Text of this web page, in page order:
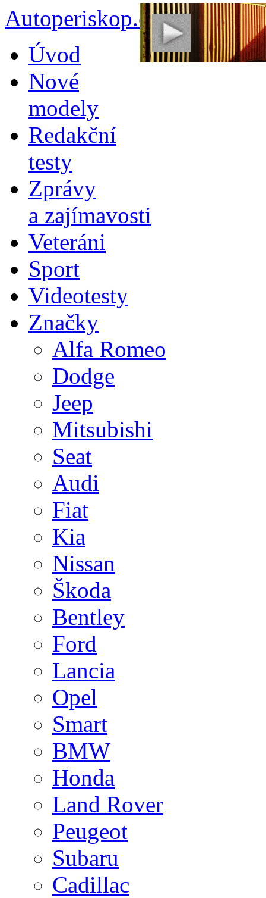
Autoperiskop.cz –
obsahu
webu
Úvod
Nové
modely
Redakční
testy
Zprávy
a zajímavosti
Veteráni
Sport
Videotesty
Značky
Alfa Romeo
Dodge
Jeep
Mitsubishi
Seat
Audi
Fiat
Kia
Nissan
Škoda
Bentley
Ford
Lancia
Opel
Smart
BMW
Honda
Land Rover
Peugeot
Subaru
Cadillac